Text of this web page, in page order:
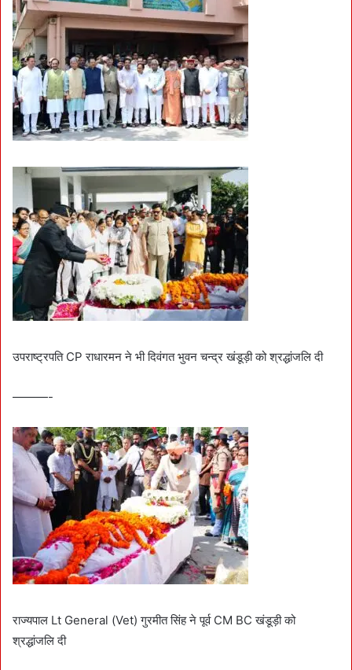
उपराष्ट्रपति CP राधारमन ने भी दिवंगत भुवन चन्द्र खंडूड़ी को श्रद्धांजलि दी
———-
राज्यपाल Lt General (Vet) गुरमीत सिंह ने पूर्व CM BC खंडूड़ी को
श्रद्धांजलि दी